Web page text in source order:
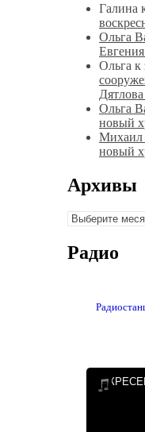
Галина
Ольга
Ольга к
Ольга
новый
Михаил
новый
Архивы
Архивы
Радио